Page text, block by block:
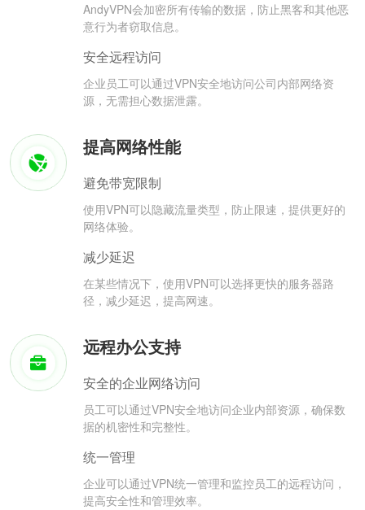
AndyVPN会加密所有传输的数据，防止黑客和其他恶
意行为者窃取信息。
安全远程访问
企业员工可以通过VPN安全地访问公司内部网络资
源，无需担心数据泄露。
提高网络性能
避免带宽限制
使用VPN可以隐藏流量类型，防止限速，提供更好的
网络体验。
减少延迟
在某些情况下，使用VPN可以选择更快的服务器路
径，减少延迟，提高网速。
远程办公支持
安全的企业网络访问
员工可以通过VPN安全地访问企业内部资源，确保数
据的机密性和完整性。
统一管理
企业可以通过VPN统一管理和监控员工的远程访问，
提高安全性和管理效率。